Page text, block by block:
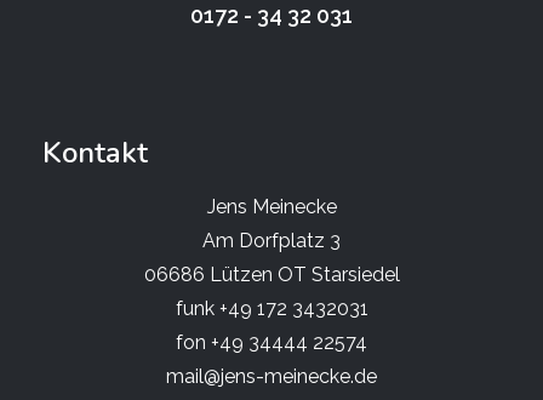
0172 - 34 32 031
Kontakt
Jens Meinecke
Am Dorfplatz 3
06686 Lützen OT Starsiedel
funk +49 172 3432031
fon +49 34444 22574
mail@jens-meinecke.de